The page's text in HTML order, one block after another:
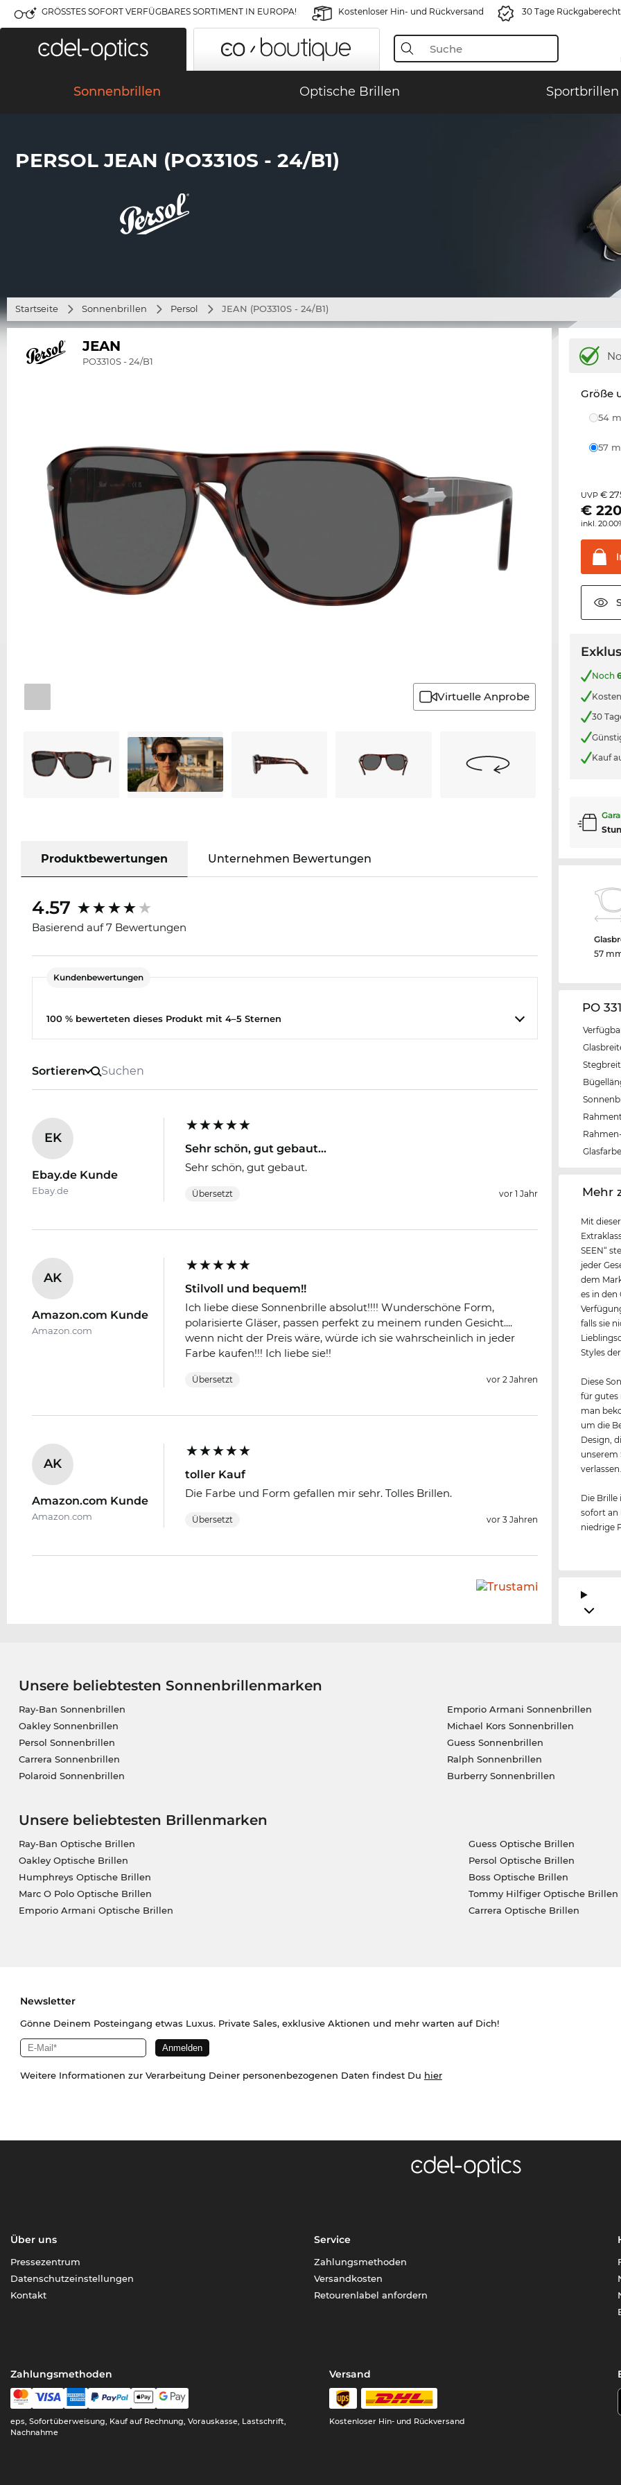
GRÖSSTES SOFORT VERFÜGBARES SORTIMENT IN EUROPA! Kostenloser Hin- und Rückversand 30 Tage Rückgaberecht
Sonnenbrillen Optische Brillen Sportbrillen
PERSOL JEAN (PO3310S - 24/B1)
Startseite Sonnenbrillen Persol JEAN (PO3310S - 24/B1)
JEAN
PO3310S - 24/B1
Virtuelle Anprobe
Produktbewertungen Unternehmen Bewertungen
4.57
Basierend auf 7 Bewertungen
Kundenbewertungen
100 % bewerteten dieses Produkt mit 4–5 Sternen
Sortieren
EK
Ebay.de Kunde
Ebay.de
Sehr schön, gut gebaut...
Sehr schön, gut gebaut.
Übersetzt vor 1 Jahr
AK
Amazon.com Kunde
Amazon.com
Stilvoll und bequem!!
Ich liebe diese Sonnenbrille absolut!!!! Wunderschöne Form,
polarisierte Gläser, passen perfekt zu meinem runden Gesicht....
wenn nicht der Preis wäre, würde ich sie wahrscheinlich in jeder
Farbe kaufen!!! Ich liebe sie!!
Übersetzt vor 2 Jahren
AK
Amazon.com Kunde
Amazon.com
toller Kauf
Die Farbe und Form gefallen mir sehr. Tolles Brillen.
Übersetzt vor 3 Jahren
Größe
54
57
UVP€
€
inkl.
Noch
30
Kauf
57
PO
Glasfarbe
‌Mehr
Mit
SEEN“
jeder
dem
es in
falls sie
Styles
Diese
für gutes
man
um die
Design,
unserem
verlassen.
Die Brille
sofort an
niedrige
Unsere beliebtesten Sonnenbrillenmarken
Ray-Ban Sonnenbrillen
Oakley Sonnenbrillen
Persol Sonnenbrillen
Carrera Sonnenbrillen
Polaroid Sonnenbrillen
Emporio Armani Sonnenbrillen
Michael Kors Sonnenbrillen
Guess Sonnenbrillen
Ralph Sonnenbrillen
Burberry Sonnenbrillen
Unsere beliebtesten Brillenmarken
Ray-Ban Optische Brillen
Oakley Optische Brillen
Humphreys Optische Brillen
Marc O Polo Optische Brillen
Emporio Armani Optische Brillen
Guess Optische Brillen
Persol Optische Brillen
Boss Optische Brillen
Tommy Hilfiger Optische Brillen
Carrera Optische Brillen
Newsletter
Gönne Deinem Posteingang etwas Luxus. Private Sales, exklusive Aktionen und mehr warten auf Dich!
Weitere Informationen zur Verarbeitung Deiner personenbezogenen Daten findest Du hier
Über uns
Pressezentrum
Datenschutzeinstellungen
Kontakt
Service
Zahlungsmethoden
Versandkosten
Retourenlabel anfordern
Zahlungsmethoden
eps, Sofortüberweisung, Kauf auf Rechnung, Vorauskasse, Lastschrift,
Nachnahme
Versand
Kostenloser Hin- und Rückversand